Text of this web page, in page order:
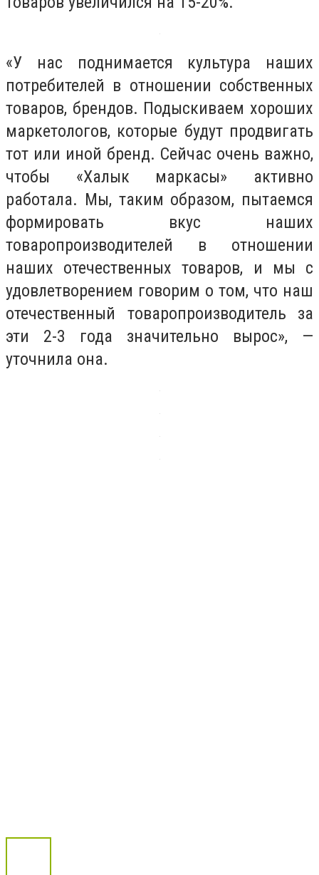
«У нас поднимается культура наших
потребителей в отношении собственных
товаров, брендов. Подыскиваем хороших
маркетологов, которые будут продвигать
тот или иной бренд. Сейчас очень важно,
чтобы «Халык маркасы» активно
работала. Мы, таким образом, пытаемся
формировать вкус наших
товаропроизводителей в отношении
наших отечественных товаров, и мы с
удовлетворением говорим о том, что наш
отечественный товаропроизводитель за
эти 2-3 года значительно вырос», —
уточнила она.